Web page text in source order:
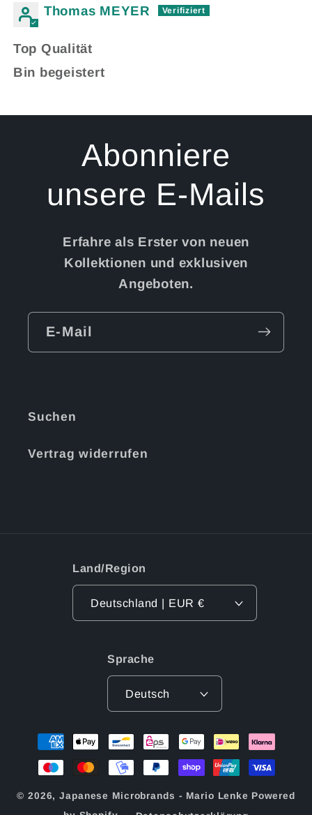
Thomas MEYER
Top Qualität
Bin begeistert
Abonniere
unsere E-Mails
Erfahre als Erster von neuen
Kollektionen und exklusiven
Angeboten.
E-Mail
Suchen
Vertrag widerrufen
Land/Region
Deutschland | EUR €
Sprache
Deutsch
Zahlungsmethoden
© 2026,Japanese Microbrands - Mario Lenke Powered